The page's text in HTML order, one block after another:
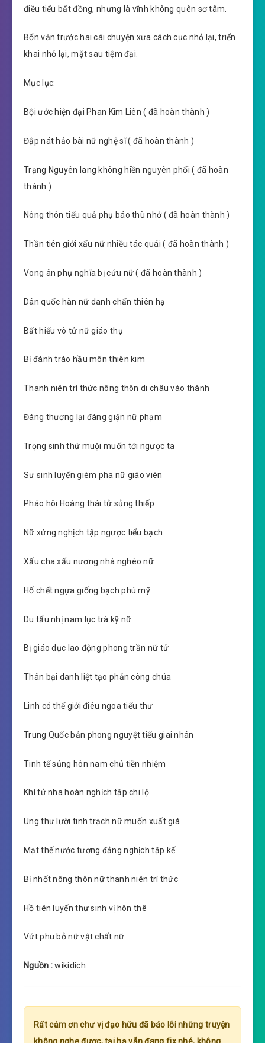
điều tiểu bất đồng, nhưng là vĩnh không quên sơ tâm.
Bổn văn trước hai cái chuyện xưa cách cục nhỏ lại, triển
khai nhỏ lại, mặt sau tiệm đại.
Mục lục:
Bội ước hiện đại Phan Kim Liên ( đã hoàn thành )
Đập nát hảo bài nữ nghệ sĩ ( đã hoàn thành )
Trạng Nguyên lang không hiền nguyên phối ( đã hoàn
thành )
Nông thôn tiểu quả phụ báo thù nhớ ( đã hoàn thành )
Thần tiên giới xấu nữ nhiều tác quái ( đã hoàn thành )
Vong ân phụ nghĩa bị cứu nữ ( đã hoàn thành )
Dân quốc hàn nữ danh chấn thiên hạ
Bất hiếu vô tử nữ giáo thụ
Bị đánh tráo hầu môn thiên kim
Thanh niên trí thức nông thôn di châu vào thành
Đáng thương lại đáng giận nữ phạm
Trọng sinh thứ muội muốn tới ngược ta
Sư sinh luyến gièm pha nữ giáo viên
Pháo hôi Hoàng thái tử sủng thiếp
Nữ xứng nghịch tập ngược tiểu bạch
Xấu cha xấu nương nhà nghèo nữ
Hố chết ngựa giống bạch phú mỹ
Du tẩu nhị nam lục trà kỹ nữ
Bị giáo dục lao động phong trần nữ tử
Thân bại danh liệt tạo phản công chúa
Linh có thể giới điêu ngoa tiểu thư
Trung Quốc bản phong nguyệt tiếu giai nhân
Tinh tế sủng hôn nam chủ tiền nhiệm
Khí tử nha hoàn nghịch tập chi lộ
Ung thư lười tinh trạch nữ muốn xuất giá
Mạt thế nước tương đảng nghịch tập kế
Bị nhốt nông thôn nữ thanh niên trí thức
Hồ tiên luyến thư sinh vị hôn thê
Vứt phu bỏ nữ vật chất nữ
Nguồn :wikidich
Rất cảm ơn chư vị đạo hữu đã báo lỗi những truyện